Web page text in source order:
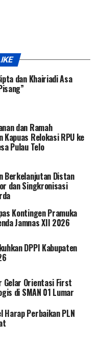
dan Khairiadi Asa
dan Ramah
Relokasi RPU ke
Pulau Telo
Berkelanjutan Distan
dan Singkronisasi
Kontingen Pramuka
Jamnas XII 2026
DPPI Kabupaten
Gelar Orientasi First
di SMAN 01 Lumar
Harap Perbaikan PLN